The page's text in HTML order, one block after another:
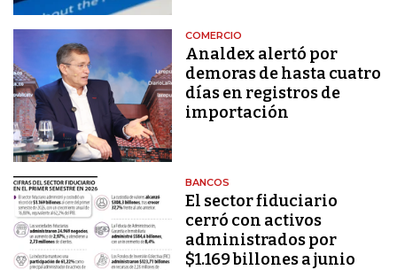
COMERCIO
Analdex alertó por
demoras de hasta cuatro
días en registros de
importación
BANCOS
El sector fiduciario
cerró con activos
administrados por
$1.169 billones a junio